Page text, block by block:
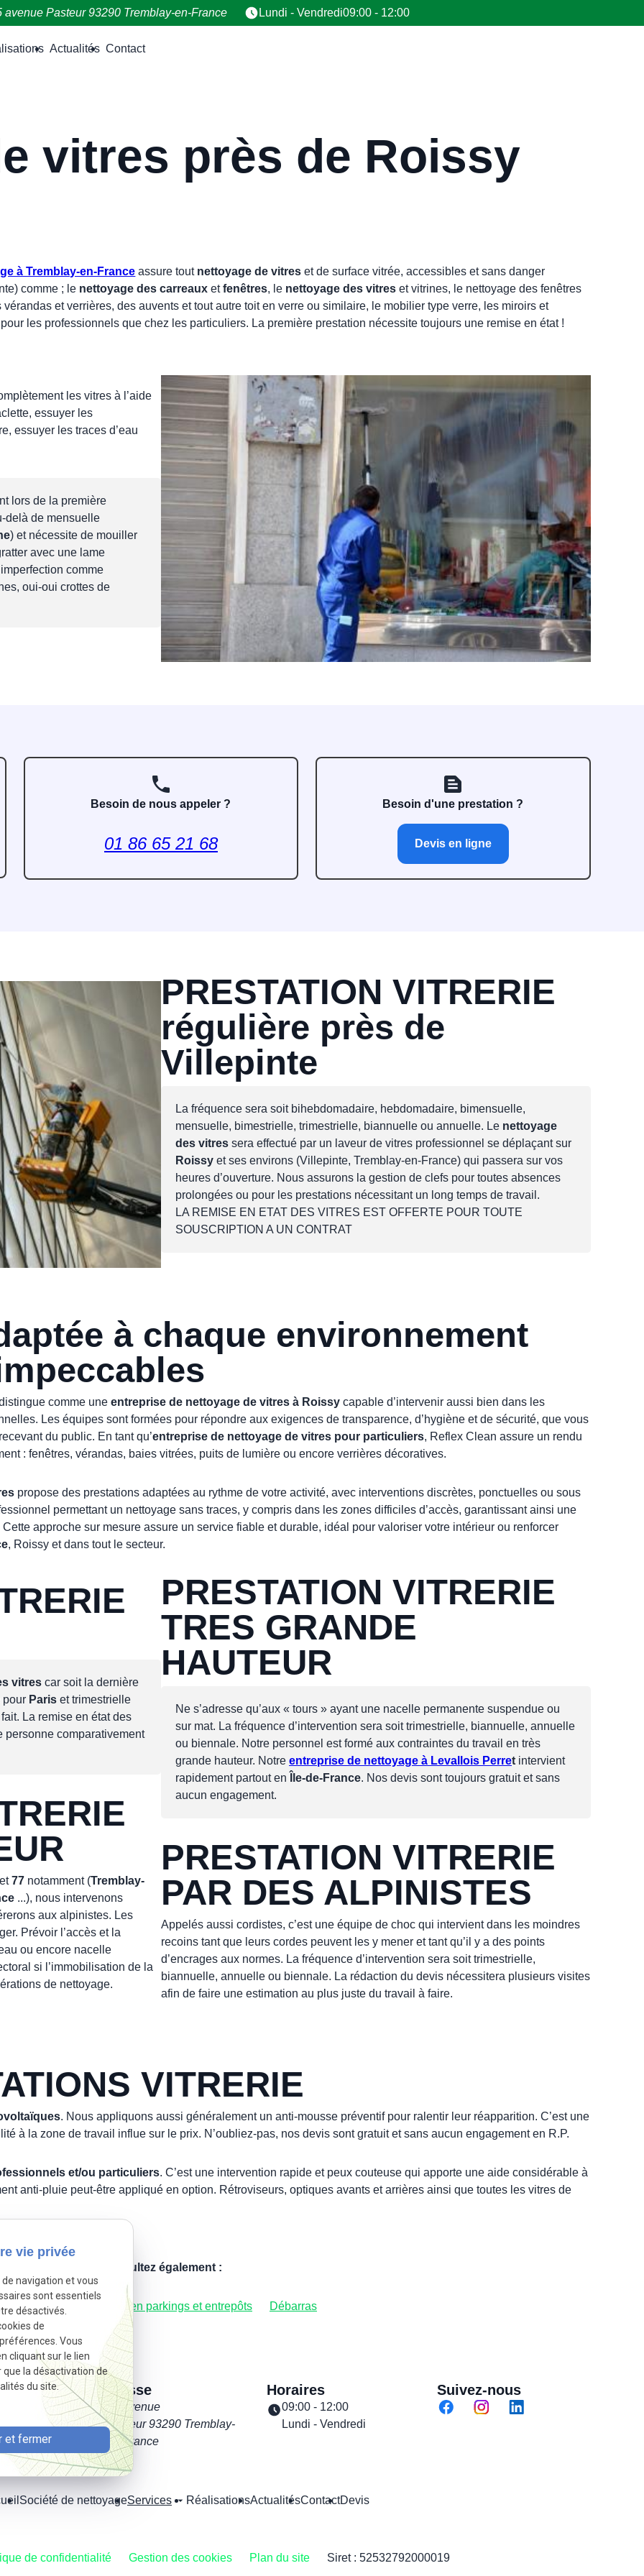
avenue Pasteur93290 Tremblay-en-France Lundi - Vendredi09:00 - 12:00
Actualités Contact
vitres près de Roissy
à Tremblay-en-France assure tout nettoyage de vitres et de surface vitrée, accessibles et sans danger
comme ; le nettoyage des carreaux etfenêtres, le nettoyage des vitres et vitrines, le nettoyage des fenêtres
vérandas et verrières, des auvents et tout autre toit en verre ou similaire, le mobilier type verre, les miroirs et
les professionnels que chez les particuliers. La première prestation nécessite toujours une remise en état !
les vitres à l’aide
essuyer les
essuyer les traces d’eau
lors de la première
delà de mensuelle
) et nécessite de mouiller
avec une lame
comme
oui-oui crottes de
phone
Besoin de nous appeler ?
01 86 65 21 68
text_snippet
Besoin d'une prestation ?
Devis en ligne
PRESTATION VITRERIE
régulière près de
Villepinte
La fréquence sera soit bihebdomadaire, hebdomadaire, bimensuelle,
mensuelle, bimestrielle, trimestrielle, biannuelle ou annuelle. Le nettoyage
des vitres sera effectué par un laveur de vitres professionnel se déplaçant sur
Roissy et ses environs (Villepinte, Tremblay-en-France) qui passera sur vos
heures d’ouverture. Nous assurons la gestion de clefs pour toutes absences
prolongées ou pour les prestations nécessitant un long temps de travail.
LA REMISE EN ETAT DES VITRES EST OFFERTE POUR TOUTE
SOUSCRIPTION A UN CONTRAT
à chaque environnement
comme uneentreprise de nettoyage de vitres à Roissy capable d’intervenir aussi bien dans les
Les équipes sont formées pour répondre aux exigences de transparence, d’hygiène et de sécurité, que vous
du public. En tant qu’entreprise de nettoyage de vitres pour particuliers, Reflex Clean assure un rendu
: fenêtres, vérandas, baies vitrées, puits de lumière ou encore verrières décoratives.
propose des prestations adaptées au rythme de votre activité, avec interventions discrètes, ponctuelles ou sous
permettant un nettoyage sans traces, y compris dans les zones difficiles d’accès, garantissant ainsi une
approche sur mesure assure un service fiable et durable, idéal pour valoriser votre intérieur ou renforcer
, Roissy et dans tout le secteur.
vitres car soit la dernière
pour Paris et trimestrielle
La remise en état des
personne comparativement
et 77 notamment (Tremblay-
...), nous intervenons
aux alpinistes. Les
Prévoir l’accès et la
ou encore nacelle
si l’immobilisation de la
de nettoyage.
PRESTATION VITRERIE
TRES GRANDE
HAUTEUR
Ne s’adresse qu’aux « tours » ayant une nacelle permanente suspendue ou
sur mat. La fréquence d’intervention sera soit trimestrielle, biannuelle, annuelle
ou biennale. Notre personnel est formé aux contraintes du travail en très
grande hauteur. Notre entreprise de nettoyage à Levallois Perret intervient
rapidement partout en
Île-de-France. Nos devis sont toujours gratuit et sans
aucun engagement.
PRESTATION VITRERIE
PAR DES ALPINISTES
Appelés aussi cordistes, c’est une équipe de choc qui intervient dans les moindres
recoins tant que leurs cordes peuvent les y mener et tant qu’il y a des points
d’encrages aux normes. La fréquence d’intervention sera soit trimestrielle,
biannuelle, annuelle ou biennale. La rédaction du devis nécessitera plusieurs visites
afin de faire une estimation au plus juste du travail à faire.
VITRERIE
. Nous appliquons aussi généralement un anti-mousse préventif pour ralentir leur réapparition. C’est une
à la zone de travail influe sur le prix. N’oubliez-pas, nos devis sont gratuit et sans aucun engagement en R.P.
et/ou particuliers. C’est une intervention rapide et peux couteuse qui apporte une aide considérable à
anti-pluie peut-être appliqué en option. Rétroviseurs, optiques avants et arrières ainsi que toutes les vitres de
Consultez également :
prestations Entretien parkings et entrepôts Débarras
68
Adresse
25 avenue
Pasteur93290 Tremblay-
en-France
Horaires
09:00 - 12:00
Lundi - Vendredi
Suivez-nous
Société de nettoyageServices RéalisationsActualitésContactDevis
de confidentialité Gestion des cookies Plan du site Siret : 52532792000019
vie privée
navigation et vous
sont essentiels
désactivés.
de
Vous
cliquant sur le lien
que la désactivation de
du site.
et fermer